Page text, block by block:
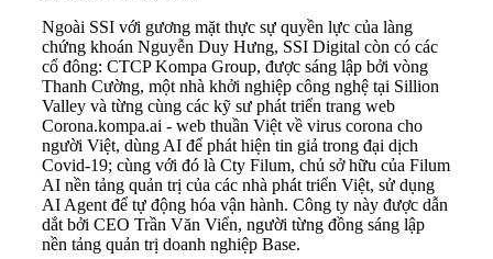
Ngoài SSI với gương mặt thực sự quyền lực của làng
chứng khoán Nguyễn Duy Hưng, SSI Digital còn có các
cổ đông: CTCP Kompa Group, được sáng lập bởi vòng
Thanh Cường, một nhà khởi nghiệp công nghệ tại Sillion
Valley và từng cùng các kỹ sư phát triển trang web
Corona.kompa.ai - web thuần Việt về virus corona cho
người Việt, dùng AI để phát hiện tin giả trong đại dịch
Covid-19; cùng với đó là Cty Filum, chủ sở hữu của Filum
AI nền tảng quản trị của các nhà phát triển Việt, sử dụng
AI Agent để tự động hóa vận hành. Công ty này được dẫn
dắt bởi CEO Trần Văn Viển, người từng đồng sáng lập
nền tảng quản trị doanh nghiệp Base.